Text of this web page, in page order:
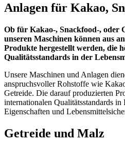
Anlagen für Kakao,
Ob für Kakao-, Snackfood-, oder
unseren Maschinen können aus
Produkte hergestellt werden, die
Qualitätsstandards in der
Unsere Maschinen und Anlagen
anspruchsvoller Rohstoffe wie
Getreide. Die darauf produzierten
internationalen Qualitätsstandards
Eigenschaften und
Getreide und Malz